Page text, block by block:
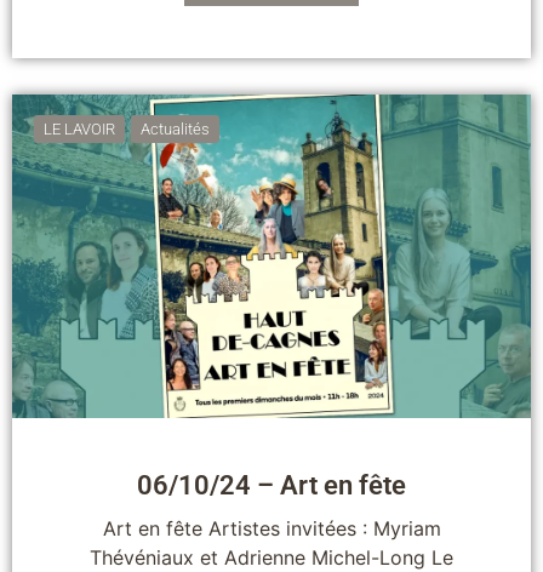
LE LAVOIR Actualités
06/10/24 – Art en fête
Art en fête Artistes invitées : Myriam
Thévéniaux et Adrienne Michel-Long Le